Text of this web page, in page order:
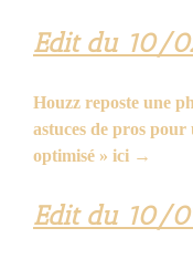
Edit du 10/
Houzz reposte une
astuces de pros
optimisé » ici →
Edit du 10/